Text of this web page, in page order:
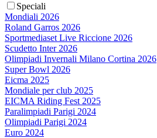
Speciali
Mondiali 2026
Roland Garros 2026
Sportmediaset Live Riccione 2026
Scudetto Inter 2026
Olimpiadi Invernali Milano Cortina 2026
Super Bowl 2026
Eicma 2025
Mondiale per club 2025
EICMA Riding Fest 2025
Paralimpiadi Parigi 2024
Olimpiadi Parigi 2024
Euro 2024